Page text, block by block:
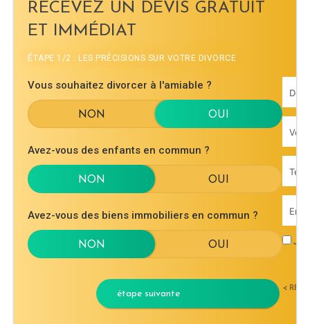
RECEVEZ UN DEVIS GRATUIT
ET IMMÉDIAT
ÉTAPE 1/2 : LES PRÉCISIONS SUR VOTRE DIVORCE
Vous souhaitez divorcer à l'amiable ?
Avez-vous des enfants en commun ?
Avez-vous des biens immobiliers en commun ?
étape suivante <